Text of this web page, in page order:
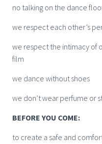
no talking on the dance
we respect each other’s
we respect the intimacy of
film
we dance without shoes
we don’t wear perfume or
BEFORE YOU COME:
to create a safe and